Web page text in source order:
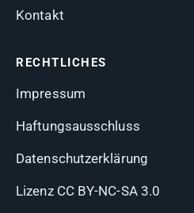
Kontakt
RECHTLICHES
Impressum
Haftungsausschluss
Datenschutzerklärung
Lizenz CC BY-NC-SA 3.0